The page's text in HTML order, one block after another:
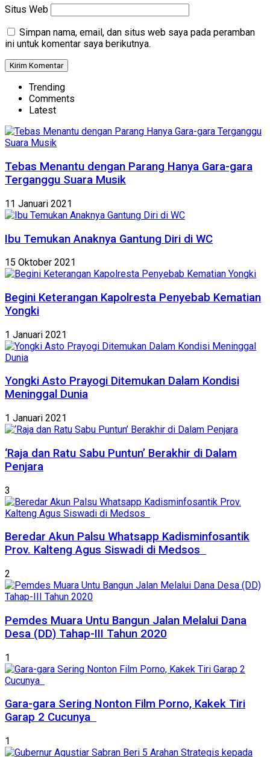
Situs Web
Simpan nama, email, dan situs web saya pada peramban
ini untuk komentar saya berikutnya.
Trending
Comments
Latest
Tebas Menantu dengan Parang Hanya Gara-gara
Terganggu Suara Musik
11 Januari 2021
Ibu Temukan Anaknya Gantung Diri di WC
15 Oktober 2021
Begini Keterangan Kapolresta Penyebab Kematian
Yongki
1 Januari 2021
Yongki Asto Prayogi Ditemukan Dalam Kondisi
Meninggal Dunia
1 Januari 2021
‘Raja dan Ratu Sabu Puntun’ Berakhir di Dalam
Penjara
3
Beredar Akun Palsu Whatsapp Kadisminfosantik
Prov. Kalteng Agus Siswadi di Medsos
2
Pemdes Muara Untu Bangun Jalan Melalui Dana
Desa (DD) Tahap-III Tahun 2020
1
Gara-gara Sering Nonton Film Porno, Kakek Tiri
Garap 2 Cucunya
1